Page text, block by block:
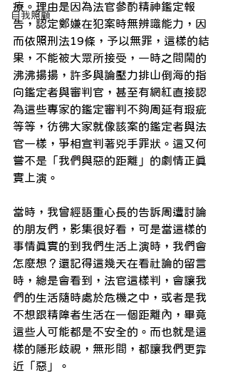
自我照顧
療。理由是因為法官參酌精神鑑定報
告，認定鄭嫌在犯案時無辨識能力，因
而依照刑法19條，予以無罪，這樣的結
果，不能被大眾所接受，一時之間鬧的
沸沸揚揚，許多與論壓力排山倒海的指
向鑑定者與審判官，甚至有網紅直接認
為這些專家的鑑定審判不夠周延有瑕疵
等等，彷彿大家就像該案的鑑定者與法
官一樣，爭相宣判著兇手罪狀。這又何
嘗不是「我們與惡的距離」的劇情正真
實上演。
當時，我曾經語重心長的告訴周遭討論
的朋友們，影集很好看，可是當這樣的
事情真實的到我們生活上演時，我們會
怎麼想？還記得這幾天在看社論的留言
時，總是會看到，法官這樣判，會讓我
們的生活隨時處於危機之中，或者是我
不想跟精障者生活在一個距離內，畢竟
這些人可能都是不安全的。而也就是這
樣的隱形歧視，無形間，都讓我們更靠
近「惡」。